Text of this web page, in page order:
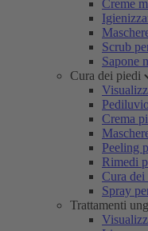
Creme
Scrub
Sapone
Cura dei piedi
Crema
Peeling
Rimedi
Cura dei
Spray
Trattamenti